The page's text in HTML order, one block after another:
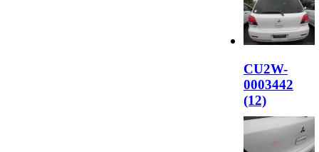
CU2W-
0003442
(12)